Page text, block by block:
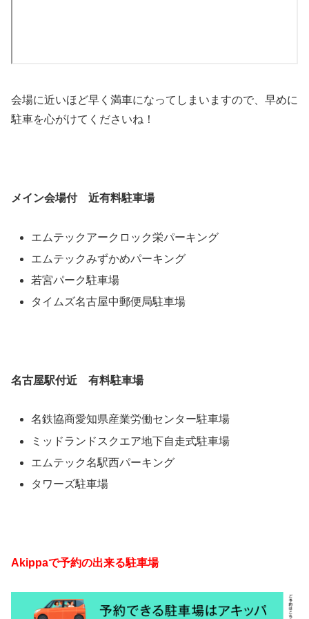
会場に近いほど早く満車になってしまいますので、早めに
駐車を心がけてくださいね！
メイン会場付 近有料駐車場
エムテックアークロック栄パーキング
エムテックみずかめパーキング
若宮パーク駐車場
タイムズ名古屋中郵便局駐車場
名古屋駅付近 有料駐車場
名鉄協商愛知県産業労働センター駐車場
ミッドランドスクエア地下自走式駐車場
エムテック名駅西パーキング
タワーズ駐車場
Akippaで予約の出来る駐車場